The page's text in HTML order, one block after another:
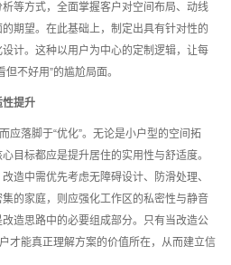
等方式，全面掌握客户对空间布局、动线
期望。在此基础上，制定出具有针对性的
计。这种以用户为中心的定制逻辑，让每
不好用”的尴尬局面。
性提升
落脚于“优化”。无论是小户型的空间拓
目标都应是提升居住的实用性与舒适度。
造中需优先考虑无障碍设计、防滑处理、
的家庭，则应强化工作区的私密性与静音
造思路中的必要组成部分。只有当改造公
才能真正理解方案的价值所在，从而建立信